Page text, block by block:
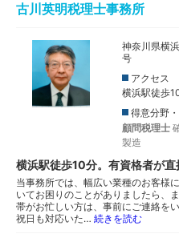
古川英明税理士事務所
神奈川県横
号
アクセス
横浜駅徒歩
得意分野
顧問税理士
製造
横浜駅徒歩10分。有資格者が直
当事務所では、幅広い業種のお客様
いてお困りのことがありましたら、
帯がお忙しい方は、事前にご連絡を
祝日も対応いた… 続きを読む